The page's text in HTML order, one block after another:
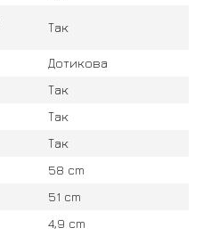
Так
Дотикова
Так
Так
Так
58 cm
51 cm
4,9 cm